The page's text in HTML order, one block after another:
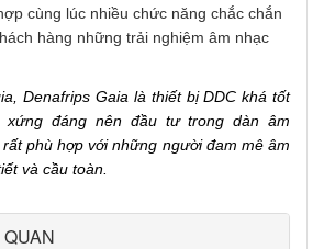
cùng lúc nhiều chức năng chắc chắn
hàng những trải nghiệm âm nhạc
Denafrips Gaia là thiết bị DDC khá tốt
xứng đáng nên đầu tư trong dàn âm
phù hợp với những người đam mê âm
và cầu toàn.